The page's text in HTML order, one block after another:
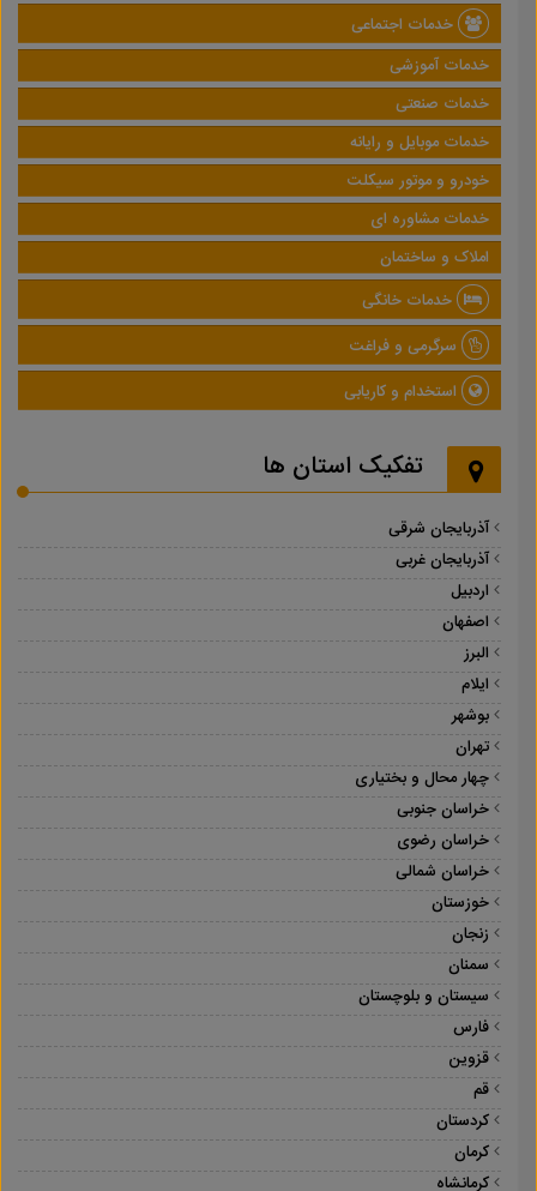
خدمات اجتماعی
خدمات آموزشی
خدمات صنعتی
خدمات موبایل و رایانه
خودرو و موتور سیکلت
خدمات مشاوره ای
املاک و ساختمان
خدمات خانگی
سرگرمی و فراغت
استخدام و کاریابی
تفکیک استان ها
آذربایجان شرقی
آذربایجان غربی
اردبیل
اصفهان
البرز
ایلام
بوشهر
تهران
چهار محال و بختیاری
خراسان جنوبی
خراسان رضوی
خراسان شمالی
خوزستان
زنجان
سمنان
سیستان و بلوچستان
فارس
قزوین
قم
کردستان
کرمان
کرمانشاه